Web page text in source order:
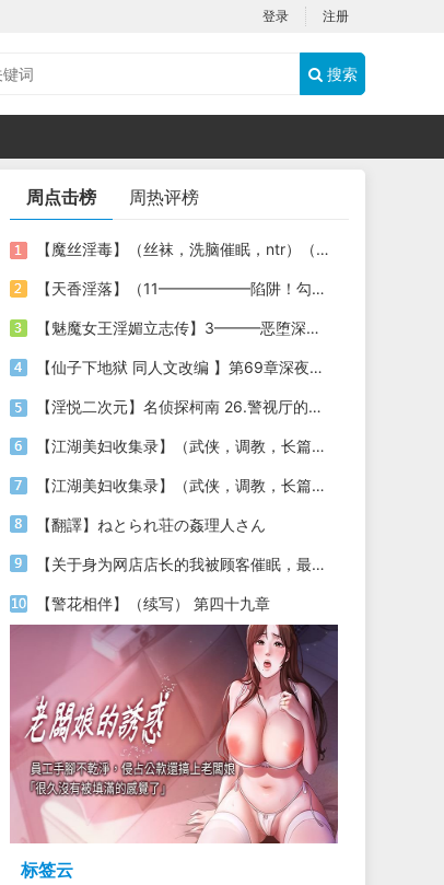
登录 注册
搜索
周点击榜 周热评榜
【魔丝淫毒】（丝袜，洗脑催眠，ntr）（24）（我不想）
【天香淫落】（11——————陷阱！勾结的警局调教（下））
【魅魔女王淫媚立志传】3———恶堕深渊的开端
【仙子下地狱 同人文改编 】第69章深夜窥淫戏 交心与交性(二)(纯爱+各种情趣玩法)
【淫悦二次元】名侦探柯南 26.警视厅的隐藏淫娃
【江湖美妇收集录】（武侠，调教，长篇）（6）（师娘篇）
【江湖美妇收集录】（武侠，调教，长篇）（13）（下山历练篇）
【翻譯】ねとられ荘の姦理人さん
【关于身为网店店长的我被顾客催眠，最终堕落为丝袜发情母狗这件事】（18～20）
【警花相伴】（续写） 第四十九章
标签云